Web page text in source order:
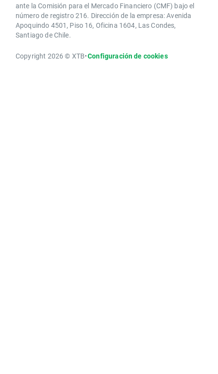
ante la Comisión para el Mercado Financiero (CMF) bajo el
número de registro 216. Dirección de la empresa: Avenida
Apoquindo 4501, Piso 16, Oficina 1604, Las Condes,
Santiago de Chile.
Copyright 2026 © XTB•Configuración de cookies